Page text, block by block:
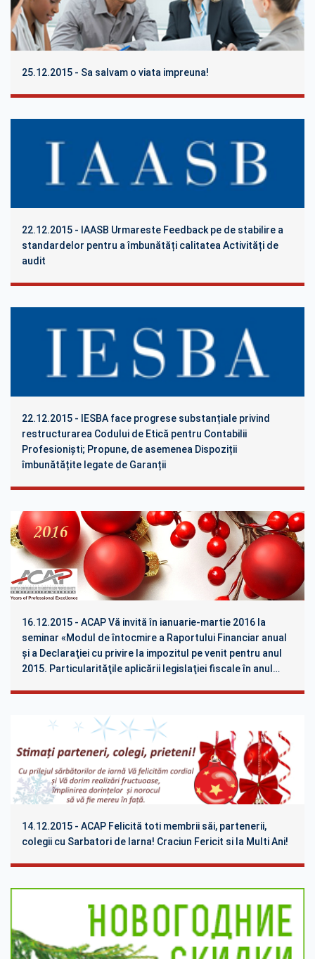
25.12.2015 - Sa salvam o viata impreuna!
22.12.2015 - IAASB Urmareste Feedback pe de stabilire a
standardelor pentru a îmbunătăți calitatea Activități de
audit
22.12.2015 - IESBA face progrese substanțiale privind
restructurareа Сodului de Etică pentru Contabilii
Profesioniști; Propune, de asemenea Dispoziții
îmbunătățite legate de Garanții
16.12.2015 - ACAP Vă invită în ianuarie-martie 2016 la
seminar «Modul de întocmire a Raportului Financiar anual
şi a Declaraţiei cu privire la impozitul pe venit pentru anul
2015. Particularităţile aplicării legislaţiei fiscale în anul
14.12.2015 - ACAP Felicită toti membrii săi, partenerii,
colegii cu Sarbatori de Iarna! Craciun Fericit si la Multi Ani!